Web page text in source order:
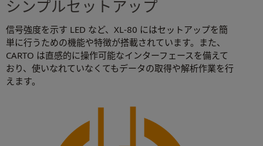
シンプルセットアップ
信号強度を示す LED など、XL-80 にはセットアップを簡
単に行うための機能や特徴が搭載されています。また、
CARTO は直感的に操作可能なインターフェースを備えて
おり、使いなれていなくてもデータの取得や解析作業を行
えます。